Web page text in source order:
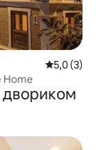
Середня
5,0 (3)
Home
двориком